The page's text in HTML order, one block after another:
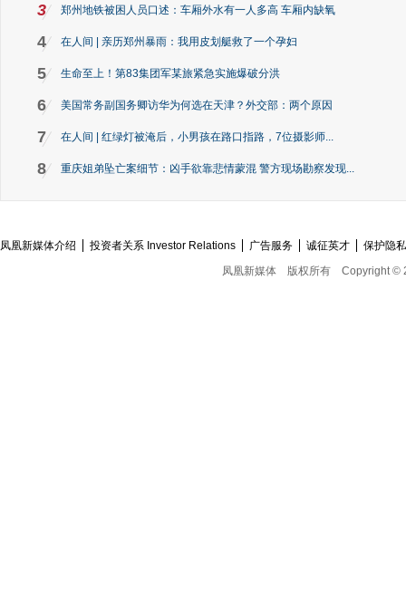
3 郑州地铁被困人员口述：车厢外水有一人多高 车厢内缺氧
4 在人间 | 亲历郑州暴雨：我用皮划艇救了一个孕妇
5 生命至上！第83集团军某旅紧急实施爆破分洪
6 美国常务副国务卿访华为何选在天津？外交部：两个原因
7 在人间 | 红绿灯被淹后，小男孩在路口指路，7位摄影师...
8 重庆姐弟坠亡案细节：凶手欲靠悲情蒙混 警方现场勘察发现...
凤凰新媒体介绍 投资者关系 Investor Relations 广告服务 诚征英才
保护隐
凤凰新媒体
版权所有 Copyright ©